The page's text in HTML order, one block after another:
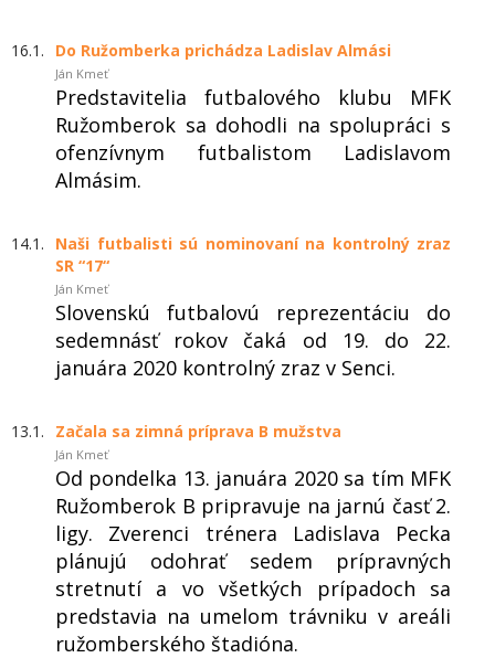
16.1. Do Ružomberka prichádza Ladislav Almási
Ján Kmeť
Predstavitelia futbalového klubu MFK
Ružomberok sa dohodli na spolupráci s
ofenzívnym futbalistom Ladislavom
Almásim.
14.1.
Naši futbalisti sú nominovaní na kontrolný zraz
SR “17“
Ján Kmeť
Slovenskú futbalovú reprezentáciu do
sedemnásť rokov čaká od 19. do 22.
januára 2020 kontrolný zraz v Senci.
13.1. Začala sa zimná príprava B mužstva
Ján Kmeť
Od pondelka 13. januára 2020 sa tím MFK
Ružomberok B pripravuje na jarnú časť 2.
ligy. Zverenci trénera Ladislava Pecka
plánujú odohrať sedem prípravných
stretnutí a vo všetkých prípadoch sa
predstavia na umelom trávniku v areáli
ružomberského štadióna.